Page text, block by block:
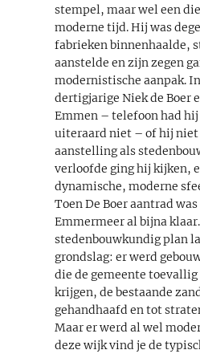
stempel, maar wel een
moderne tijd. Hij was
fabrieken binnenhaalde,
aanstelde en zijn zegen
modernistische aanpak.
dertigjarige Niek de Boer
Emmen – telefoon had
uiteraard niet – of hij niet
aanstelling als
verloofde ging hij kijken,
dynamische, moderne
Toen De Boer aantrad
Emmermeer al bijna
stedenbouwkundig plan
grondslag: er werd
die de gemeente
krijgen, de bestaande
gehandhaafd en tot
Maar er werd al wel
deze wijk vind je de